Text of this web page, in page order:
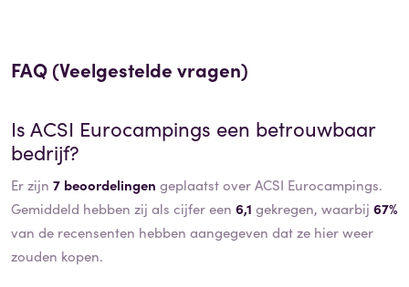
FAQ (Veelgestelde vragen)
IsACSI Eurocampings een betrouwbaar
bedrijf?
Er zijn 7 beoordelingen geplaatst over ACSI Eurocampings.
Gemiddeld hebben zij als cijfer een 6,1 gekregen, waarbij 67%
van de recensenten hebben aangegeven dat ze hier weer
zouden kopen.